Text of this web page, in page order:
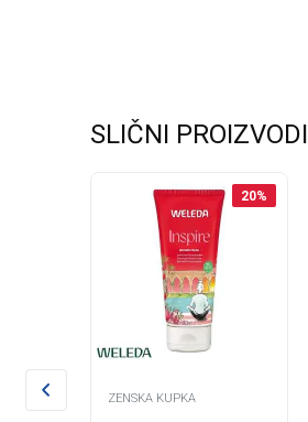
SLIČNI PROIZVODI
20%
ZENSKA KUPKA